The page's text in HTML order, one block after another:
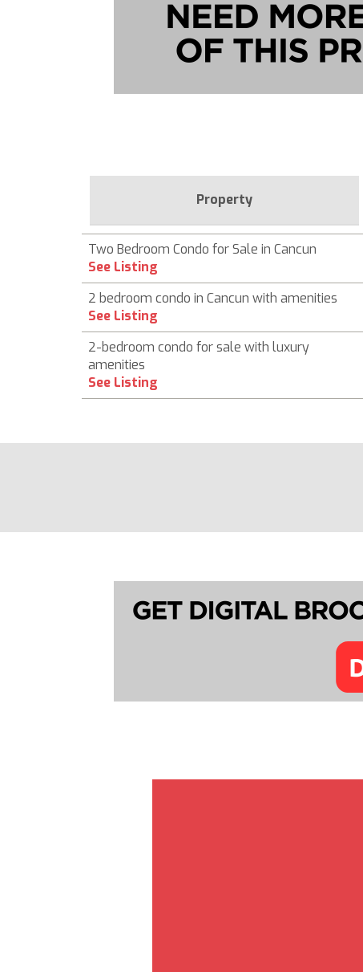
Property
Two Bedroom Condo for Sale in Cancun
See Listing
2 bedroom condo in Cancun with amenities
See Listing
2-bedroom condo for sale with luxury
amenities
See Listing